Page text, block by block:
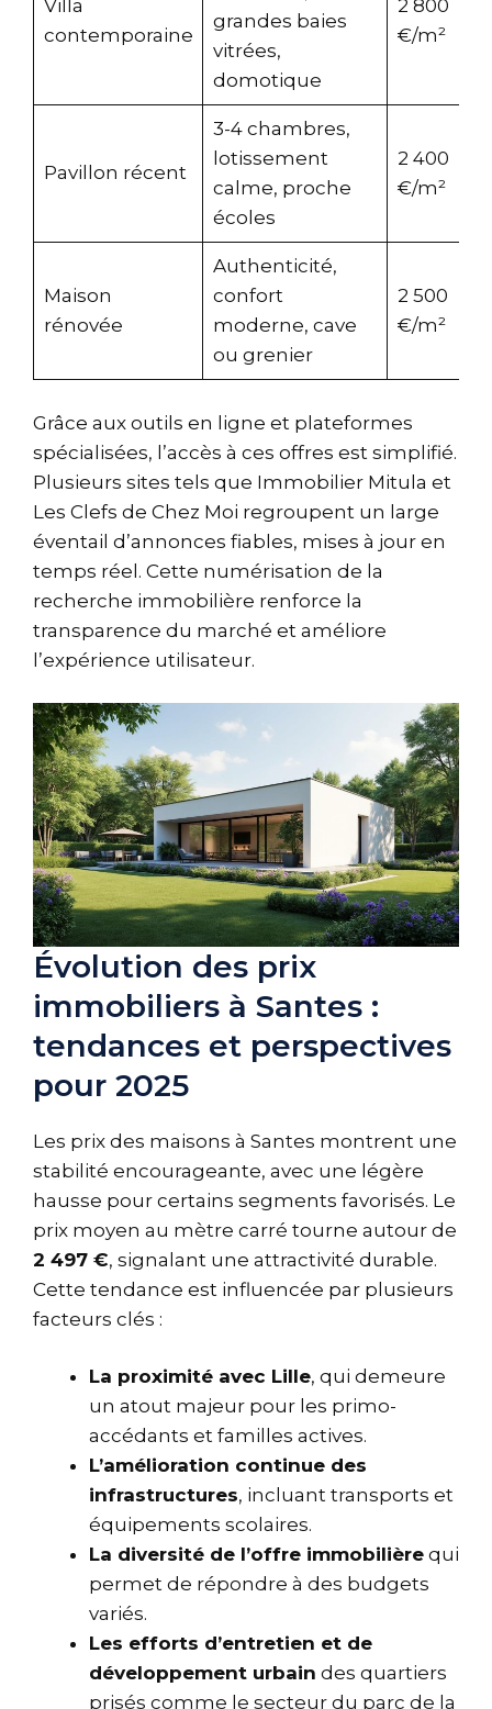
Villa
contemporaine
grandes baies
vitrées,
domotique
2 800
€/m²
Pavillon récent
3-4 chambres,
lotissement
calme, proche
écoles
2 400
€/m²
Maison
rénovée
Authenticité,
confort
moderne, cave
ou grenier
2 500
€/m²
Grâce aux outils en ligne et plateformes
spécialisées, l’accès à ces offres est simplifié.
Plusieurs sites tels que Immobilier Mitula et
Les Clefs de Chez Moi regroupent un large
éventail d’annonces fiables, mises à jour en
temps réel. Cette numérisation de la
recherche immobilière renforce la
transparence du marché et améliore
l’expérience utilisateur.
Évolution des prix
immobiliers à Santes :
tendances et perspectives
pour 2025
Les prix des maisons à Santes montrent une
stabilité encourageante, avec une légère
hausse pour certains segments favorisés. Le
prix moyen au mètre carré tourne autour de
2 497 €, signalant une attractivité durable.
Cette tendance est influencée par plusieurs
facteurs clés :
La proximité avec Lille, qui demeure
un atout majeur pour les primo-
accédants et familles actives.
L’amélioration continue des
infrastructures, incluant transports et
équipements scolaires.
La diversité de l’offre immobilière qui
permet de répondre à des budgets
variés.
Les efforts d’entretien et de
développement urbain des quartiers
prisés comme le secteur du parc de la